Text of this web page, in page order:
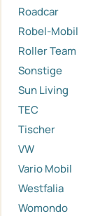
Roadcar
Robel-Mobil
Roller Team
Sonstige
Sun Living
TEC
Tischer
VW
Vario Mobil
Westfalia
Womondo